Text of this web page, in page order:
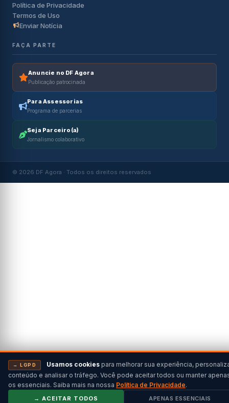
Política de Privacidade
Termos de Uso
Enviar Notícia
FAÇA PARTE
Anuncie no DF Agora
Publicação patrocinada
Para Assessorias
Programa de parcerias
Seja Parceiro(a)
Jornalismo colaborativo
© 2026 DF Agora · Todos os direitos reservados
→ LGPD Usamos cookies para melhorar sua experiência,
conteúdo e analisar o tráfego. Você pode aceitar todos ou manter
os essenciais. Saiba mais na nossa Política de Privacidade.
→ ACEITAR TODOS APENAS ESSENCIAIS